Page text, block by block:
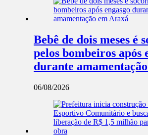
Bebê de dois meses é
pelos bombeiros após
durante
06/08/2026